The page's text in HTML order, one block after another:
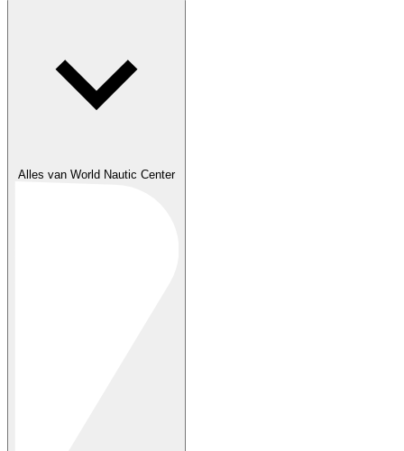
Alles van World Nautic Center